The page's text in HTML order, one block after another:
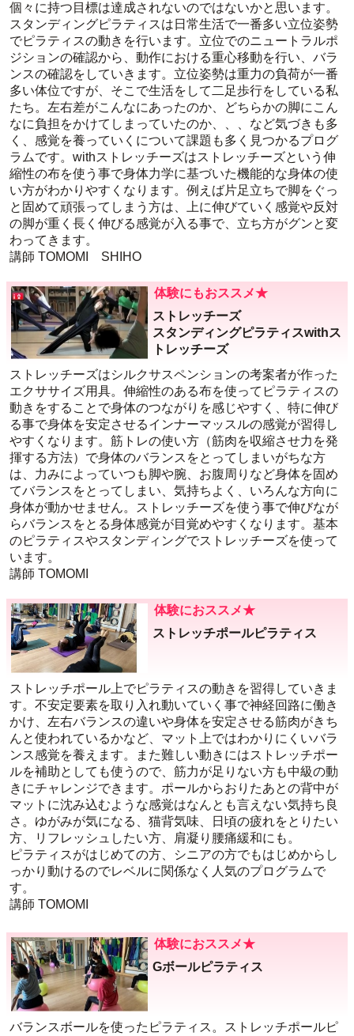
個々に持つ目標は達成されないのではないかと思います。
スタンディングピラティスは日常生活で一番多い立位姿勢
でピラティスの動きを行います。立位でのニュートラルポ
ジションの確認から、動作における重心移動を行い、バラ
ンスの確認をしていきます。立位姿勢は重力の負荷が一番
多い体位ですが、そこで生活をして二足歩行をしている私
たち。左右差がこんなにあったのか、どちらかの脚にこん
なに負担をかけてしまっていたのか、、、など気づきも多
く、感覚を養っていくについて課題も多く見つかるプログ
ラムです。withストレッチーズはストレッチーズという伸
縮性の布を使う事で身体力学に基づいた機能的な身体の使
い方がわかりやすくなります。例えば片足立ちで脚をぐっ
と固めて頑張ってしまう方は、上に伸びていく感覚や反対
の脚が重く長く伸びる感覚が入る事で、立ち方がグンと変
わってきます。
講師 TOMOMI SHIHO
体験にもおススメ★
ストレッチーズ
スタンディングピラティスwithス
トレッチーズ
ストレッチーズはシルクサスペンションの考案者が作った
エクササイズ用具。伸縮性のある布を使ってピラティスの
動きをすることで身体のつながりを感じやすく、特に伸び
る事で身体を安定させるインナーマッスルの感覚が習得し
やすくなります。筋トレの使い方（筋肉を収縮させ力を発
揮する方法）で身体のバランスをとってしまいがちな方
は、力みによっていつも脚や腕、お腹周りなど身体を固め
てバランスをとってしまい、気持ちよく、いろんな方向に
身体が動かせません。ストレッチーズを使う事で伸びなが
らバランスをとる身体感覚が目覚めやすくなります。基本
のピラティスやスタンディングでストレッチーズを使って
います。
講師 TOMOMI
体験におススメ★
ストレッチポールピラティス
ストレッチポール上でピラティスの動きを習得していきま
す。不安定要素を取り入れ動いていく事で神経回路に働き
かけ、左右バランスの違いや身体を安定させる筋肉がきち
んと使われているかなど、マット上ではわかりにくいバラ
ンス感覚を養えます。また難しい動きにはストレッチポー
ルを補助としても使うので、筋力が足りない方も中級の動
きにチャレンジできます。ポールからおりたあとの背中が
マットに沈み込むような感覚はなんとも言えない気持ち良
さ。ゆがみが気になる、猫背気味、日頃の疲れをとりたい
方、リフレッシュしたい方、肩凝り腰痛緩和にも。
ピラティスがはじめての方、シニアの方でもはじめからし
っかり動けるのでレベルに関係なく人気のプログラムで
す。
講師 TOMOMI
体験におススメ★
Gボールピラティス
バランスボールを使ったピラティス。ストレッチポールピ